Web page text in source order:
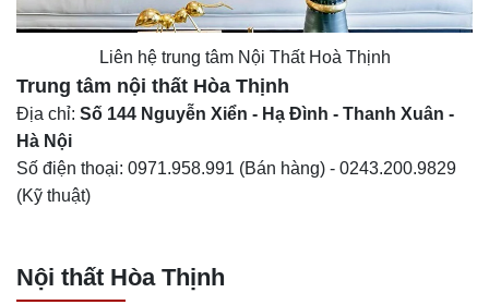
Liên hệ trung tâm Nội Thất Hoà Thịnh
Trung tâm nội thất Hòa Thịnh
Địa chỉ: Số 144 Nguyễn Xiển - Hạ Đình - Thanh Xuân -
Hà Nội
Số điện thoại: 0971.958.991 (Bán hàng) - 0243.200.9829
(Kỹ thuật)
Nội thất Hòa Thịnh